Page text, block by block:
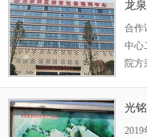
砖墙
431
能科
科、
科、
成都
龙
造
合作
中心
院方
员到
光
工